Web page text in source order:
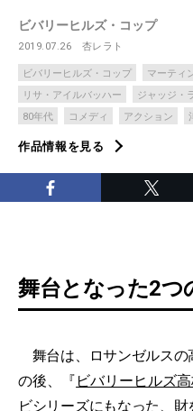
ビバリーヒルズ・コップ
2019.07.26 杏レラト
ビバリーヒルズ・コップ マーティ
リサ・アイルバッハー
ジャッジ・
80年代
コメディ アクション
作品情報を見る
舞台となった2つ
舞台は、ロサンゼルスの
の後、『 ビバリーヒルズ
ビシリーズにもなった、